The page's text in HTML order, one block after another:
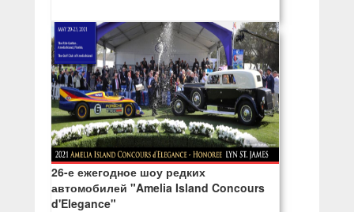
26-е ежегодное шоу редких
автомобилей "Amelia Island Concours
d'Elegance"